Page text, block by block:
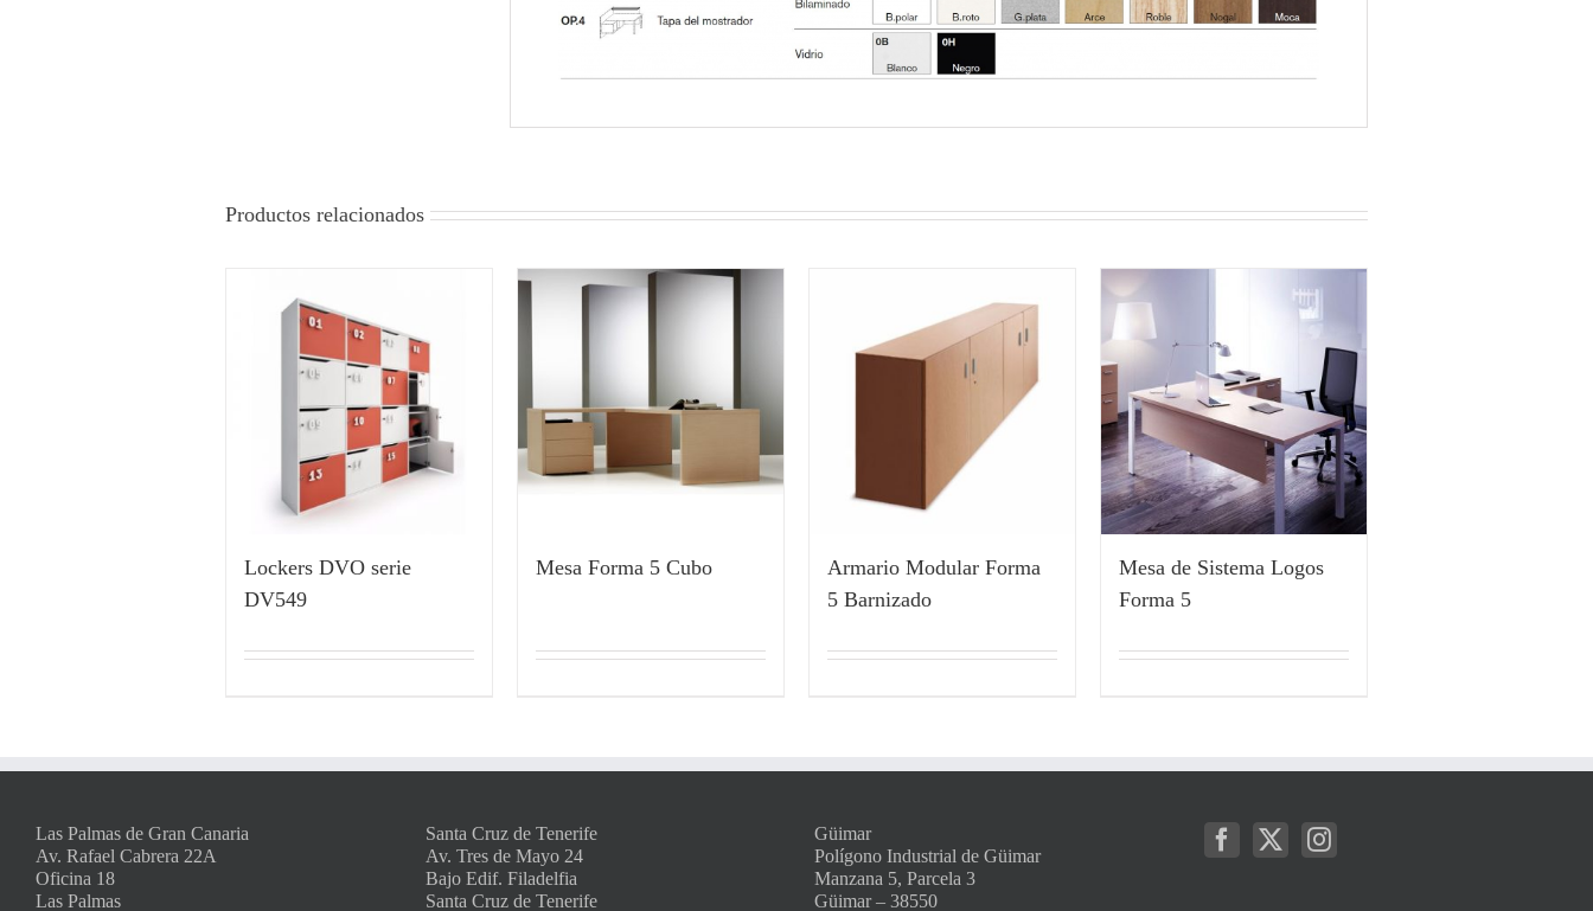
Productos relacionados
Lockers DVO serie
DV549
Mesa Forma 5 Cubo
Armario Modular Forma
5 Barnizado
Mesa de Sistema Logos
Forma 5
Las Palmas de Gran Canaria
Av. Rafael Cabrera 22A
Oficina 18
Las Palmas
Santa Cruz de Tenerife
Av. Tres de Mayo 24
Bajo Edif. Filadelfia
Santa Cruz de Tenerife
Güimar
Polígono Industrial de Güimar
Manzana 5, Parcela 3
Güimar – 38550